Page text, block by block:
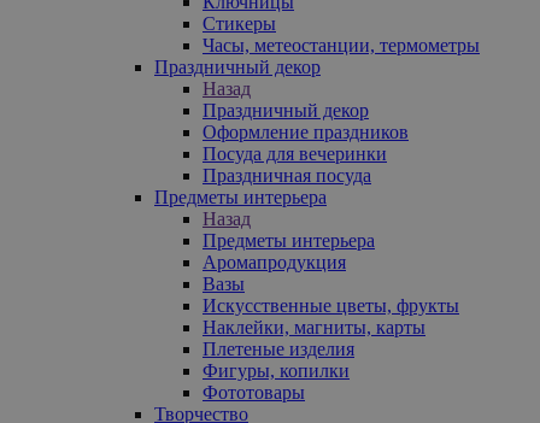
Стикеры
Часы, метеостанции, термометры
Праздничный декор
Назад
Праздничный декор
Оформление праздников
Посуда для вечеринки
Праздничная посуда
Предметы интерьера
Назад
Предметы интерьера
Аромапродукция
Вазы
Искусственные цветы, фрукты
Наклейки, магниты, карты
Плетеные изделия
Фигуры, копилки
Фототовары
Творчество